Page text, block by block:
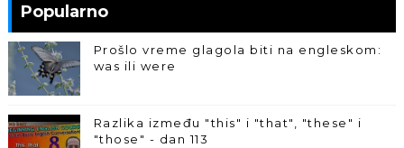
Popularno
Prošlo vreme glagola biti na engleskom:
was ili were
Razlika između "this" i "that", "these" i
"those" - dan 113